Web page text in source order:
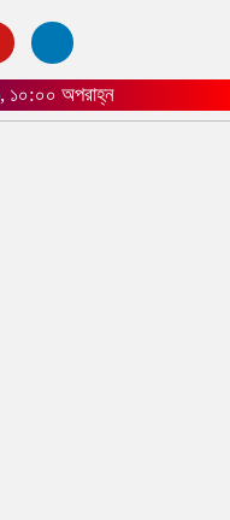
১০:০০ অপরাহ্ন